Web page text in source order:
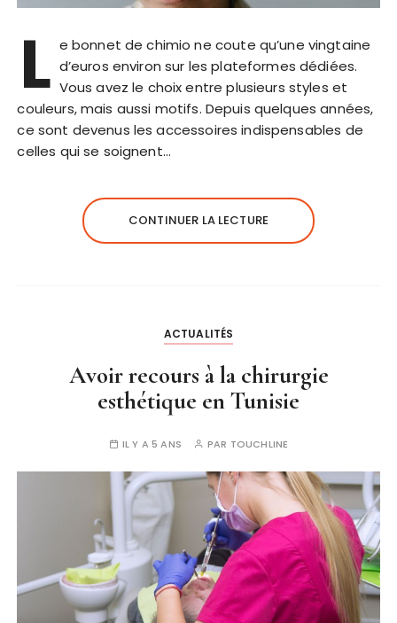
L e bonnet de chimio ne coute qu’une vingtaine
d’euros environ sur les plateformes dédiées.
Vous avez le choix entre plusieurs styles et
couleurs, mais aussi motifs. Depuis quelques années,
ce sont devenus les accessoires indispensables de
celles qui se soignent…
CONTINUER LA LECTURE
ACTUALITÉS
Avoir recours à la chirurgie
esthétique en Tunisie
IL Y A 5 ANS PAR TOUCHLINE